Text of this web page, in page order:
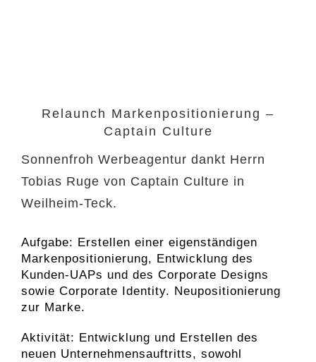
Relaunch Markenpositionierung –
Captain Culture
Sonnenfroh Werbeagentur dankt Herrn
Tobias Ruge von Captain Culture in
Weilheim-Teck.
Aufgabe: Erstellen einer eigenständigen
Markenpositionierung, Entwicklung des
Kunden-UAPs und des Corporate Designs
sowie Corporate Identity. Neupositionierung
zur Marke.
Aktivität: Entwicklung und Erstellen des
neuen Unternehmensauftritts, sowohl